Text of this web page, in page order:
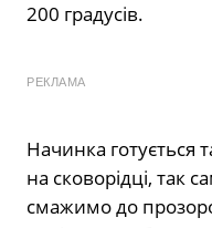
200 градусів.
РЕКЛАМА
Начинка готується
на сковорідці, так
смажимо до